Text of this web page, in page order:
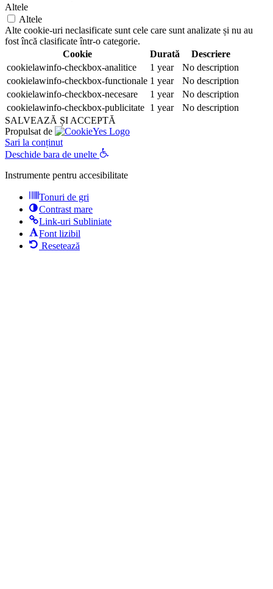
Altele
Altele
Alte cookie-uri neclasificate sunt cele care sunt analizate și nu au
fost încă clasificate într-o categorie.
Cookie
Durată
Descriere
cookielawinfo-checkbox-analitice
1 year
No description
cookielawinfo-checkbox-functionale 1 year
No description
cookielawinfo-checkbox-necesare
1 year
No description
cookielawinfo-checkbox-publicitate 1 year
No description
SALVEAZĂ ȘI ACCEPTĂ
Propulsat de
Sari la conținut
Deschide bara de unelte
Instrumente pentru accesibilitate
Tonuri de gri
Contrast mare
Link-uri Subliniate
Font lizibil
Resetează